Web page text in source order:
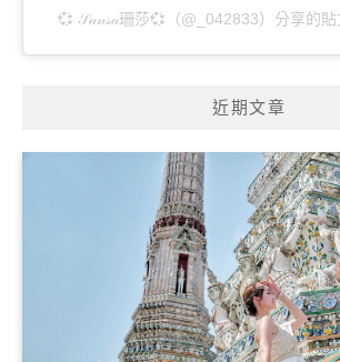
💞 𝒮𝒶𝓃𝓈𝒶珊莎💞（@_042833）分享的貼
近期文章